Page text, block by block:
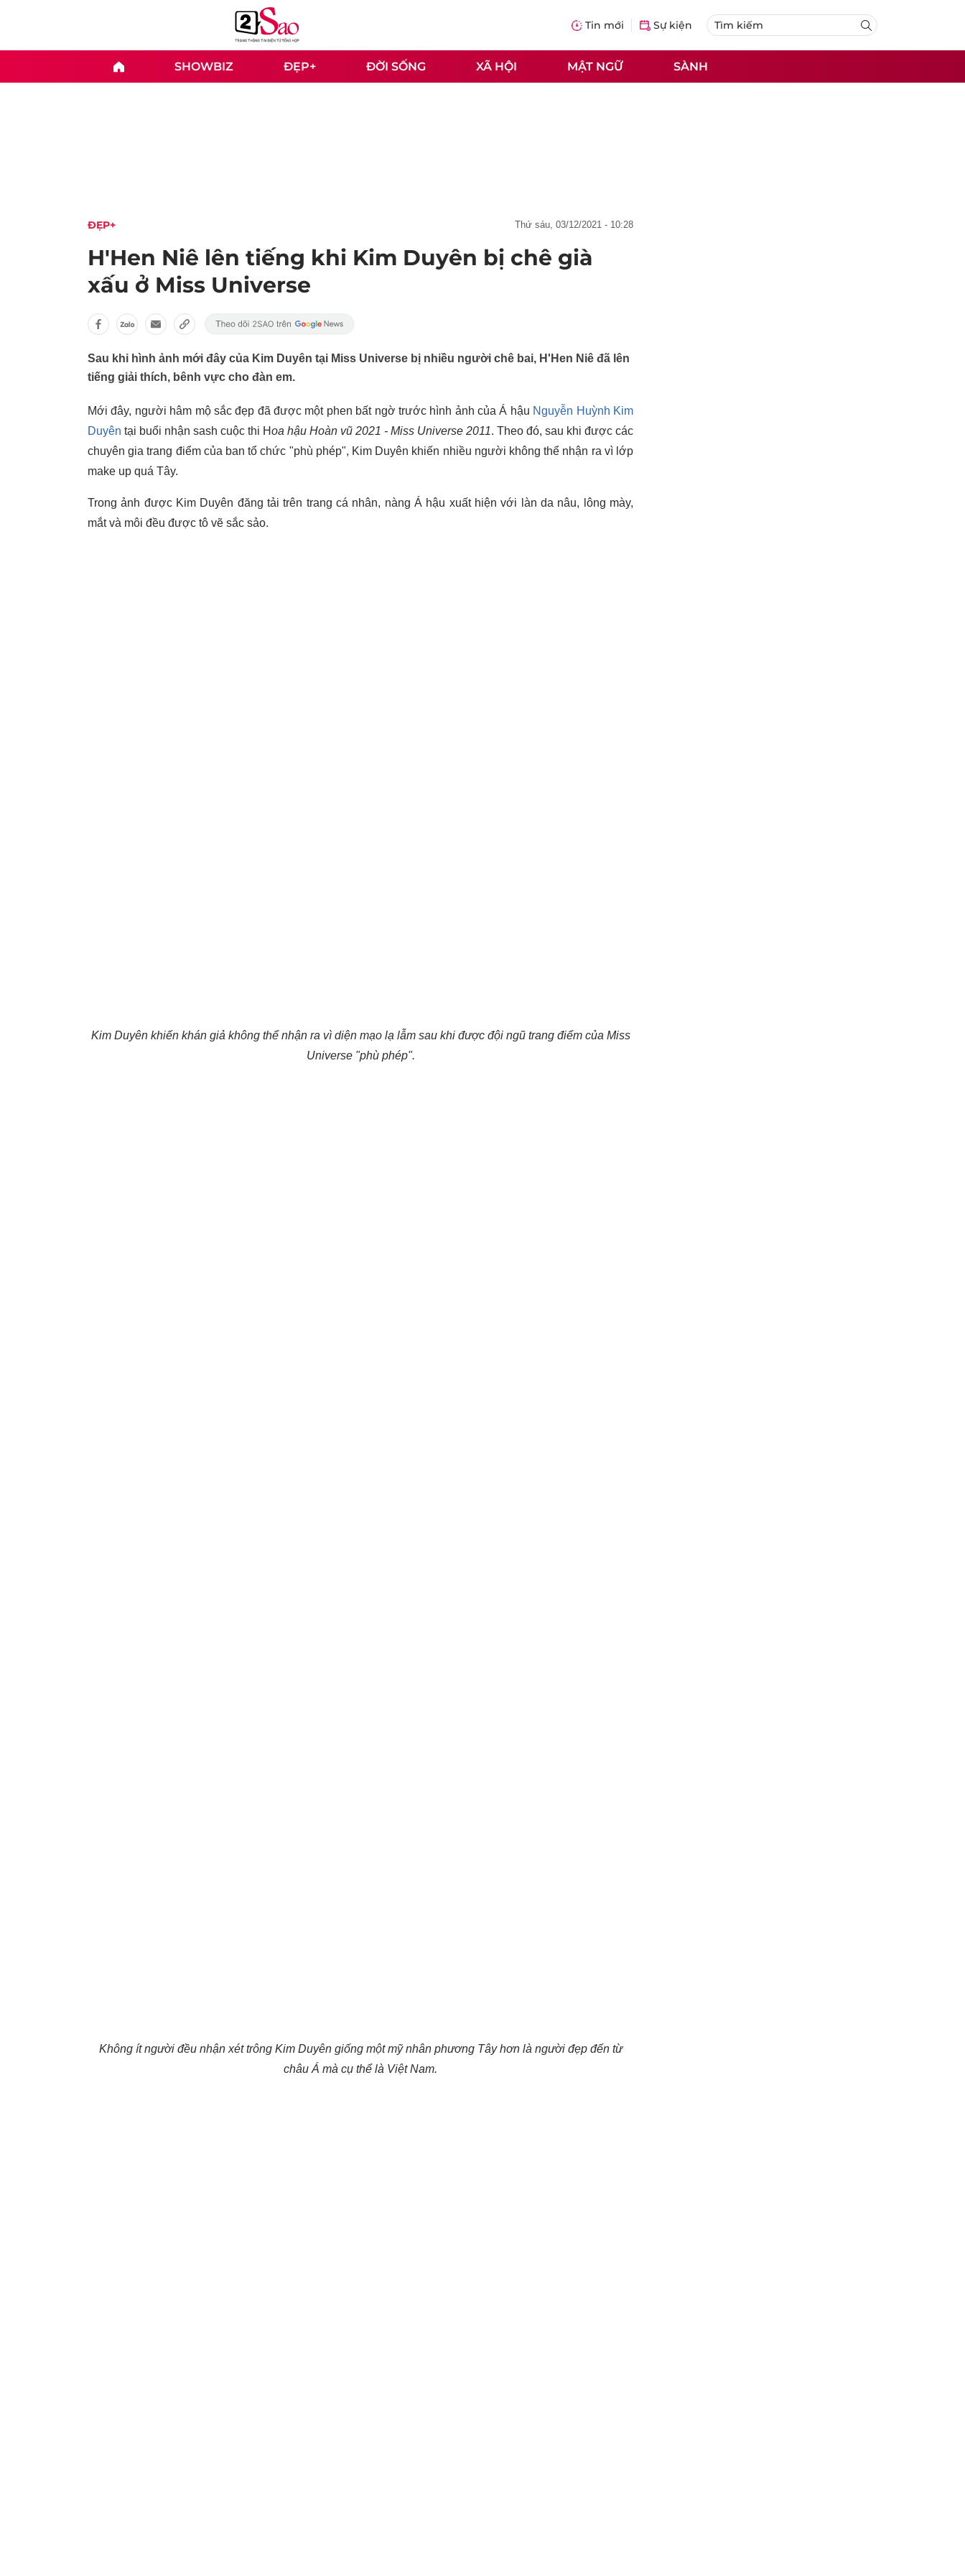
Tin mới Sự kiện
SHOWBIZ ĐẸP+ ĐỜI SỐNG XÃ HỘI MẬT NGỮ SÀNH
ĐẸP+ thứ sáu, 03/12/2021 - 10:28
H'Hen Niê lên tiếng khi Kim Duyên bị chê già
xấu ở Miss Universe
Sau khi hình ảnh mới đây của Kim Duyên tại Miss Universe bị nhiều người chê bai, H'Hen Niê đã lên
tiếng giải thích, bênh vực cho đàn em.
Mới đây, người hâm mộ sắc đẹp đã được một phen bất ngờ trước hình ảnh của Á hậu Nguyễn Huỳnh Kim
Duyên tại buổi nhận sash cuộc thi Hoa hậu Hoàn vũ 2021 - Miss Universe 2011. Theo đó, sau khi được các
chuyên gia trang điểm của ban tổ chức "phù phép", Kim Duyên khiến nhiều người không thể nhận ra vì lớp
make up quá Tây.
Trong ảnh được Kim Duyên đăng tải trên trang cá nhân, nàng Á hậu xuất hiện với làn da nâu, lông mày,
mắt và môi đều được tô vẽ sắc sảo.
Kim Duyên khiến khán giả không thể nhận ra vì diện mạo lạ lẫm sau khi được đội ngũ trang điểm của Miss
Universe "phù phép".
Không ít người đều nhận xét trông Kim Duyên giống một mỹ nhân phương Tây hơn là người đẹp đến từ
châu Á mà cụ thể là Việt Nam.